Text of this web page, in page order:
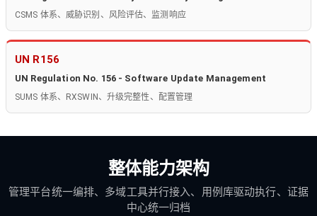
CSMS 体系、威胁识别、风险评估、监测响应
UN R156
UN Regulation No. 156 - Software Update Management
SUMS 体系、RXSWIN、升级完整性、配置管理
整体能力架构
管理平台统一编排、多域工具并行接入、用例库驱动执行、证据
中心统一归档